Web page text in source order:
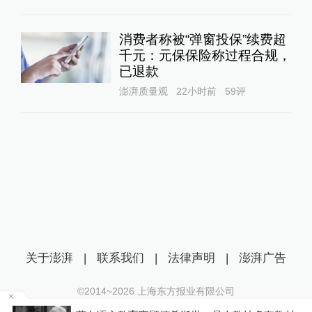
消费者称被“弹窗投保”续费超
千元：元保保险称过程合规，
已退款
澎湃质量观 22小时前 59评
关于澎湃 | 联系我们 | 法律声明 | 澎湃广告
©2014~2026 上海东方报业有限公司
沪ICP证：沪B2-20170116 | 沪ICP备14003370号